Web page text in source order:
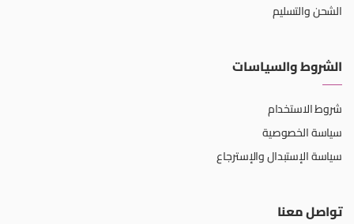
الشحن والتسليم
الشروط والسياسات
شروط الاستخدام
سياسة الخصوصية
سياسة الإستبدال والإسترجاع
تواصل معنا